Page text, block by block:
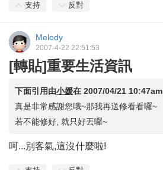
支持 反對
Melody
2007-4-22 22:51:53
[轉貼]重要生活資訊
下面引用由小媛在 2007/04/21 10:47am
真是非常感謝您哦~那我再送修看看囉~
若不能修好, 就只好丟囉~
呵...別客氣,這沒什麼啦!